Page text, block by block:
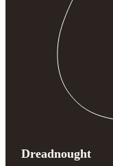
Dreadnought